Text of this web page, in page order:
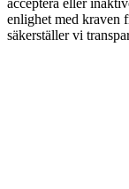
enlighet med kraven
säkerställer vi